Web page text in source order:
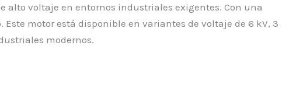
alto voltaje en entornos industriales exigentes. Con una
motor está disponible en variantes de voltaje de 6 kV, 3
modernos.